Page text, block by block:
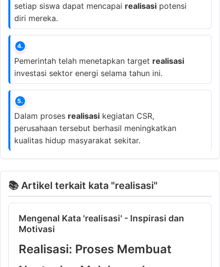
setiap siswa dapat mencapai realisasi potensi
diri mereka.
4.
Pemerintah telah menetapkan target realisasi
investasi sektor energi selama tahun ini.
5.
Dalam proses realisasi kegiatan CSR,
perusahaan tersebut berhasil meningkatkan
kualitas hidup masyarakat sekitar.
📚 Artikel terkait kata "realisasi"
Mengenal Kata 'realisasi' - Inspirasi dan
Motivasi
Realisasi: Proses Membuat